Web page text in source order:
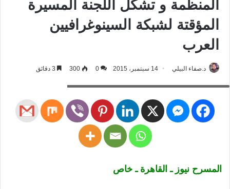
المنظمة و تشكل اللجنة المسيرة
المؤقتة لشبكة السينوغرافيين
العرب
د.صفاء البيلي 14 سبتمبر، 2015 0
300
المسرح نيوز ـ القاهرة ـ خاص